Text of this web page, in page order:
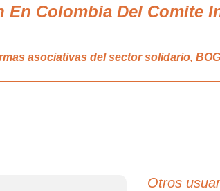
En Colombia Del Comite
asociativas del sector solidario,
Otros